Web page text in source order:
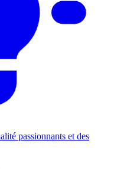
passionnants et des